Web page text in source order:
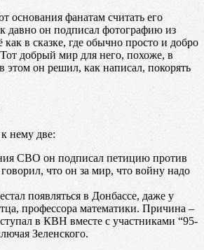
основания фанатам считать его
давно он подписал фотографию из
как в сказке, где обычно просто и добро
Тот добрый мир для него, похоже, в
этом он решил, как написал, покорять
нему две:
СВО он подписал петицию против
что он за мир, что войну надо
появляться в Донбассе, даже у
профессора математики. Причина –
в КВН вместе с участниками “95-
Зеленского.